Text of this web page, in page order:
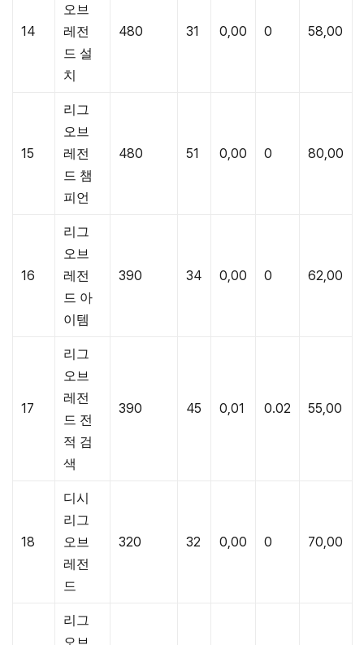
14
오브
레전
드 설
치
480 31 0,00 0 58,00
15
리그
오브
레전
드 챔
피언
480 51 0,00 0 80,00
16
리그
오브
레전
드 아
이템
390 34 0,00 0 62,00
17
리그
오브
레전
드 전
적 검
색
390 45 0,01 0.02 55,00
18
디시
리그
오브
레전
드
320 32 0,00 0 70,00
리그
오브